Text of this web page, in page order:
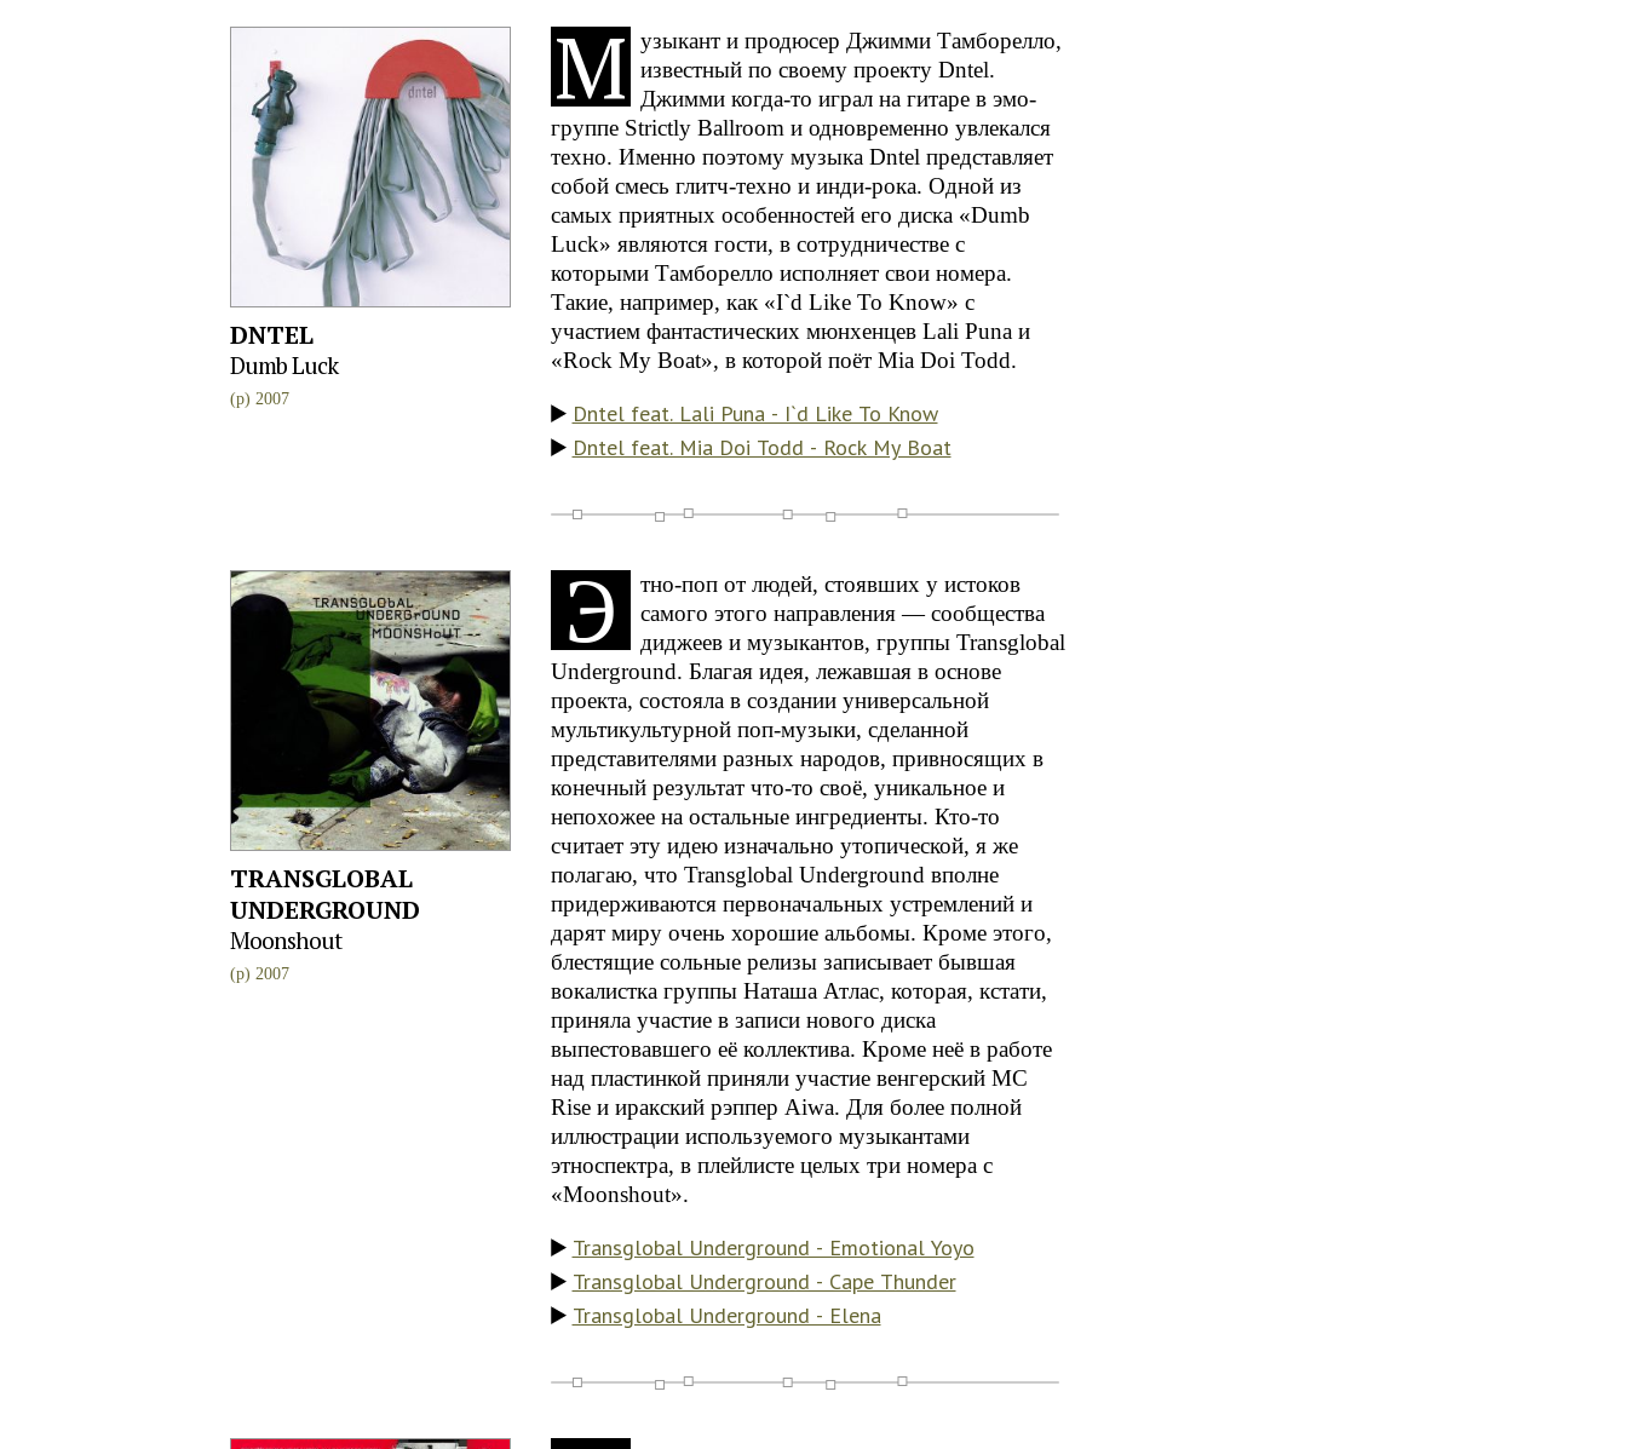
DNTEL
Dumb Luck
(p) 2007
M узыкант и продюсер Джимми Тамборелло,
известный по своему проекту Dntel.
Джимми когда-то играл на гитаре в эмо-
группе Strictly Ballroom и одновременно увлекался
техно. Именно поэтому музыка Dntel представляет
собой смесь глитч-техно и инди-рока. Одной из
самых приятных особенностей его диска «Dumb
Luck» являются гости, в сотрудничестве с
которыми Тамборелло исполняет свои номера.
Такие, например, как «I`d Like To Know» с
участием фантастических мюнхенцев Lali Puna и
«Rock My Boat», в которой поёт Mia Doi Todd.
Dntel feat. Lali Puna - I`d Like To Know
Dntel feat. Mia Doi Todd - Rock My Boat
TRANSGLOBAL
UNDERGROUND
Moonshout
(p) 2007
Э
тно-поп от людей, стоявших у истоков
самого этого направления — сообщества
диджеев и музыкантов, группы Transglobal
Underground. Благая идея, лежавшая в основе
проекта, состояла в создании универсальной
мультикультурной поп-музыки, сделанной
представителями разных народов, привносящих в
конечный результат что-то своё, уникальное и
непохожее на остальные ингредиенты. Кто-то
считает эту идею изначально утопической, я же
полагаю, что Transglobal Underground вполне
придерживаются первоначальных устремлений и
дарят миру очень хорошие альбомы. Кроме этого,
блестящие сольные релизы записывает бывшая
вокалистка группы Наташа Атлас, которая, кстати,
приняла участие в записи нового диска
выпестовавшего её коллектива. Кроме неё в работе
над пластинкой приняли участие венгерский MC
Rise и иракский рэппер Aiwa. Для более полной
иллюстрации используемого музыкантами
этноспектра, в плейлисте целых три номера с
«Moonshout».
Transglobal Underground - Emotional Yoyo
Transglobal Underground - Cape Thunder
Transglobal Underground - Elena